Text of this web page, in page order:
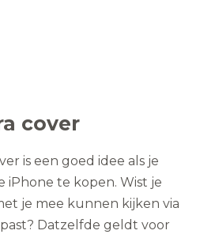
cover
is een goed idee als je
te kopen. Wist je
je mee kunnen kijken via
Datzelfde geldt voor